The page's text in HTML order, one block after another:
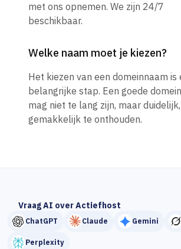
met ons opnemen. We zijn 24/7
beschikbaar.
Welke naam moet je kiezen?
Het kiezen van een domeinnaam is
belangrijke stap. Een goede
mag niet te lang zijn, maar
gemakkelijk te onthouden.
Vraag AI over Actiefhost
ChatGPT Claude Gemini
Perplexity